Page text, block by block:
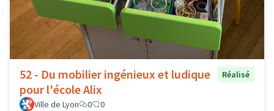
52 - Du mobilier ingénieux et ludique
pour l'école Alix
Réalisé
Ville de Lyon 0 0